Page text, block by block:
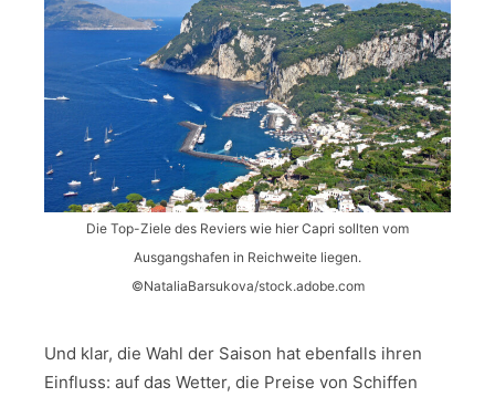
Die Top-Ziele des Reviers wie hier Capri sollten vom
Ausgangshafen in Reichweite liegen.
©NataliaBarsukova/stock.adobe.com
Und klar, die Wahl der Saison hat ebenfalls ihren
Einfluss: auf das Wetter, die Preise von Schiffen